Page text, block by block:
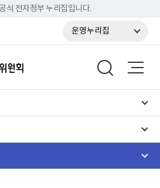
식 전자정부 누리집입니다.
운영누리집